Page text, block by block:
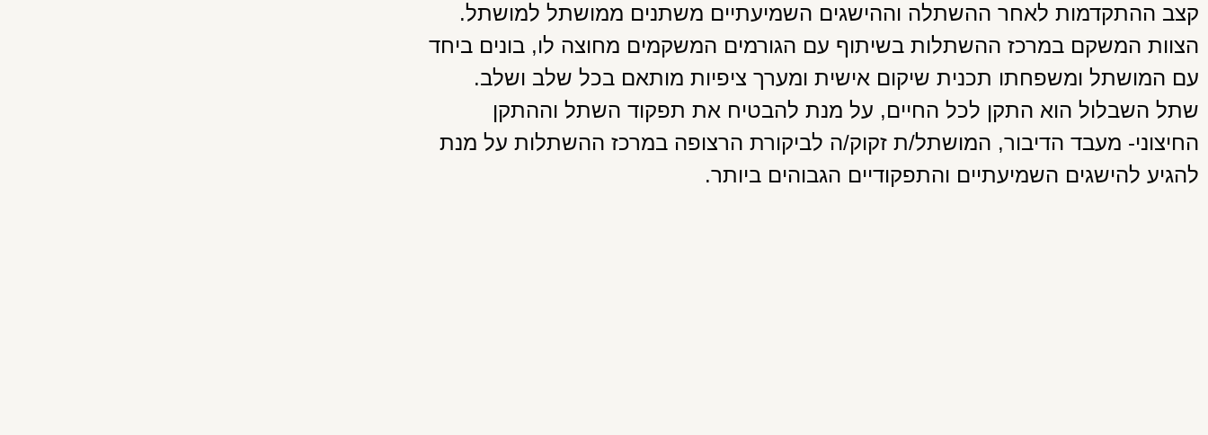
קצב ההתקדמות לאחר ההשתלה וההישגים השמיעתיים משתנים ממושתל למושתל.
הצוות המשקם במרכז ההשתלות בשיתוף עם הגורמים המשקמים מחוצה לו, בונים ביחד
עם המושתל ומשפחתו תכנית שיקום אישית ומערך ציפיות מותאם בכל שלב ושלב.
שתל השבלול הוא התקן לכל החיים, על מנת להבטיח את תפקוד השתל וההתקן
החיצוני- מעבד הדיבור, המושתל/ת זקוק/ה לביקורת הרצופה במרכז ההשתלות על מנת
להגיע להישגים השמיעתיים והתפקודיים הגבוהים ביותר.